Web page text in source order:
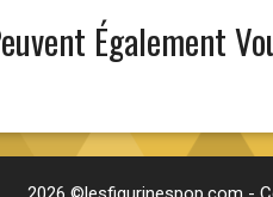
Également